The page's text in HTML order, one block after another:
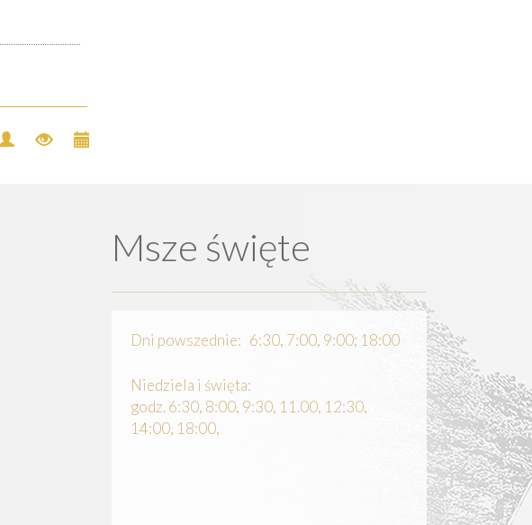
Msze święte
Dni powszednie: 6:30, 7:00, 9:00; 18:00
Niedziela i święta:
godz. 6:30, 8:00, 9:30, 11.00, 12:30,
14:00, 18:00,